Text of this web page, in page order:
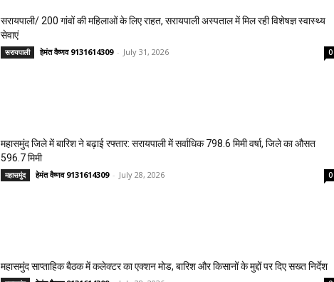
सरायपाली/ 200 गांवों की महिलाओं के लिए राहत, सरायपाली अस्पताल में मिल रही विशेषज्ञ स्वास्थ्य
सेवाएं
सरायपाली हेमंत वैष्णव 9131614309 - July 31, 2026 0
महासमुंद जिले में बारिश ने बढ़ाई रफ्तार: सरायपाली में सर्वाधिक 798.6 मिमी वर्षा, जिले का औसत
596.7 मिमी
महासमुंद हेमंत वैष्णव 9131614309 - July 28, 2026 0
महासमुंद साप्ताहिक बैठक में कलेक्टर का एक्शन मोड, बारिश और किसानों के मुद्दों पर दिए सख्त निर्देश